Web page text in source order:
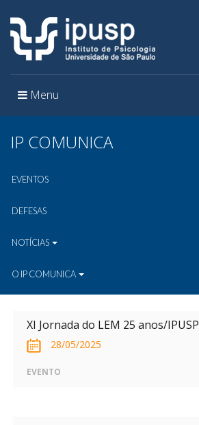
Toggle
Menu
IP COMUNICA
EVENTOS
DEFESAS
NOTÍCIAS
O IP COMUNICA
XI Jornada do LEM 25 anos/IPUSP
28/05/2025
EVENTO